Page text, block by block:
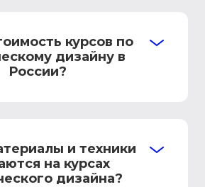
курсов по
дизайну в
России?
и техники
на курсах
дизайна?